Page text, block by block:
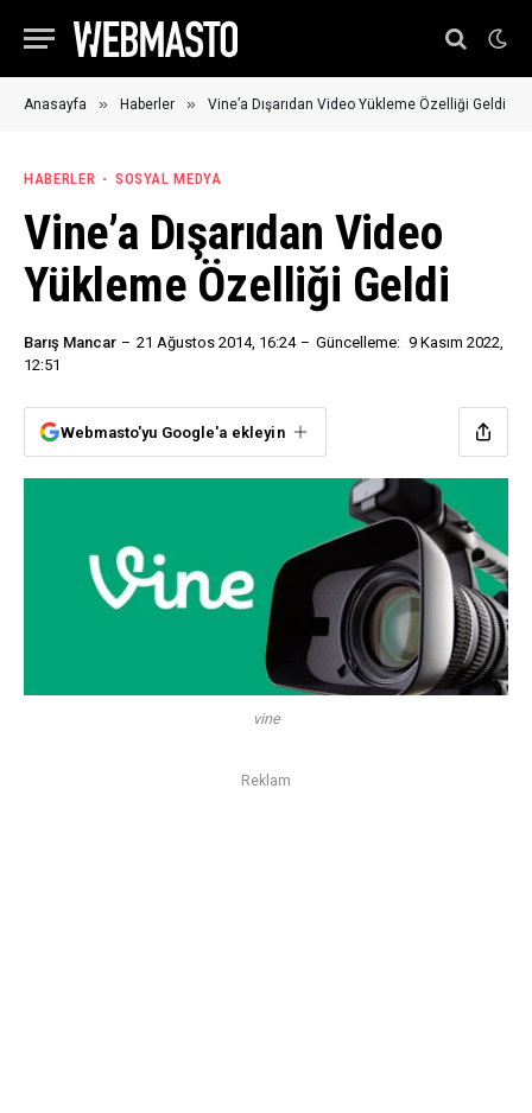
Anasayfa » Haberler » Vine’a Dışarıdan Video Yükleme Özelliği Geldi
HABERLER SOSYAL MEDYA
Vine’a Dışarıdan Video
Yükleme Özelliği Geldi
Barış Mancar 21 Ağustos 2014, 16:24 Güncelleme: 9 Kasım 2022,
12:51
Webmasto'yu Google'a ekleyin
vine
Reklam